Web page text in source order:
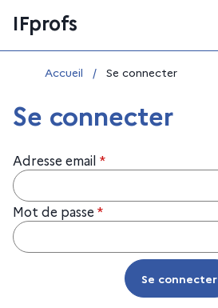
au
contenu
IFprofs
Vous êtes ici :
Accueil / Se connecter
Se connecter
Adresse email *
Mot de passe *
Se connecter
Se connecter